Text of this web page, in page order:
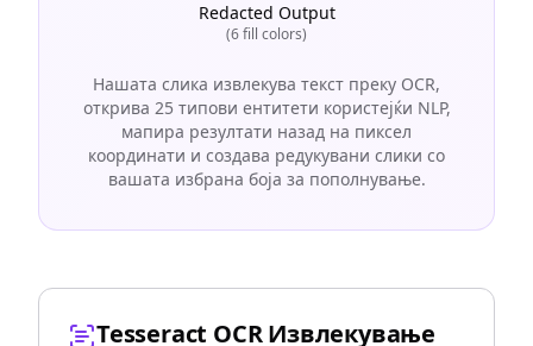
Redacted Output
(6 fill colors)
Нашата слика извлекува текст преку OCR,
открива 25 типови ентитети користејќи NLP,
мапира резултати назад на пиксел
координати и создава редукувани слики со
вашата избрана боја за пополнување.
Tesseract OCR Извлекување